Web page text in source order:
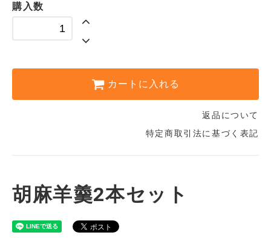
購入数
カートに入れる
返品について
特定商取引法に基づく表記
胡麻羊羹2本セット